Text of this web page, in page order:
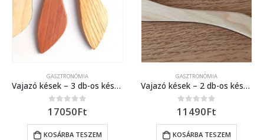
GASZTRONÓMIA
Vajazó kések – 3 db-os késkészlet 3 féle faanyagból 3.
0 out of 5
17050Ft
KOSÁRBA TESZEM
GASZTRONÓMIA
Vajazó kések – 2 db-os késkészlet kőrisfából
0 out of 5
11490Ft
KOSÁRBA TESZEM